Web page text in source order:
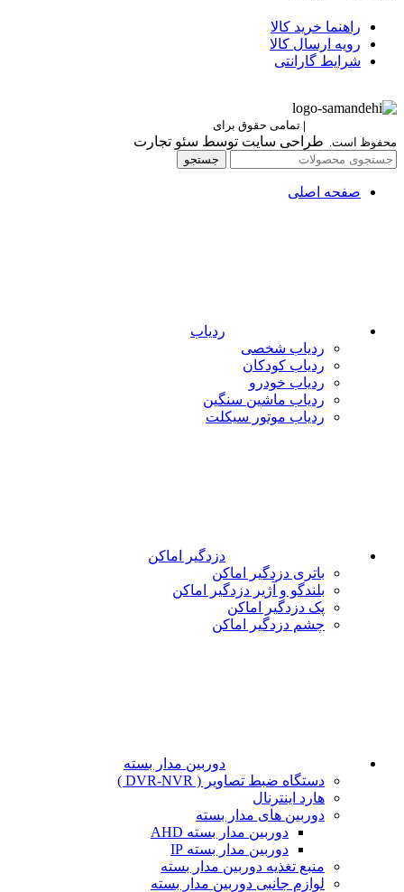
راهنما خرید کالا
رویه ارسال کالا
شرایط گارانتی
| تمامی حقوق برای
محفوظ است. طراحی سایت توسط سئو تجارت
جستجو
صفحه اصلی
ردیاب
ردیاب شخصی
ردیاب کودکان
ردیاب خودرو
ردیاب ماشین سنگین
ردیاب موتور سیکلت
دزدگیر اماکن
باتری دزدگیر اماکن
بلندگو و آژیر دزدگیر اماکن
پک دزدگیر اماکن
چشم دزدگیر اماکن
دوربین مدار بسته
دستگاه ضبط تصاویر ( DVR-NVR )
هارد اینترنال
دوربین های مدار بسته
دوربین مدار بسته AHD
دوربین مدار بسته IP
منبع تغذیه دوربین مدار بسته
لوازم جانبی دوربین مدار بسته